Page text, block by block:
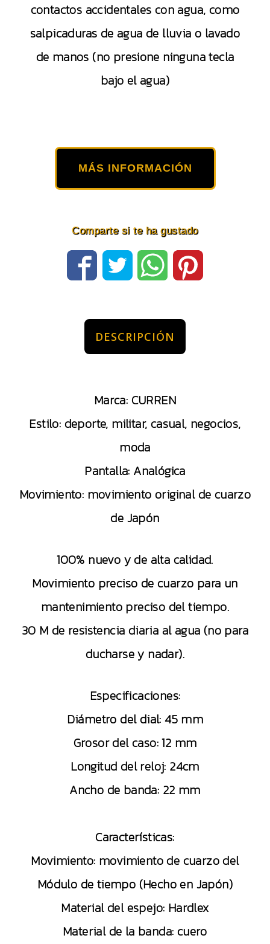
contactos accidentales con agua, como
salpicaduras de agua de lluvia o lavado
de manos (no presione ninguna tecla
bajo el agua)
MÁS INFORMACIÓN
Comparte si te ha gustado
DESCRIPCIÓN
Marca: CURREN
Estilo: deporte, militar, casual, negocios,
moda
Pantalla: Analógica
Movimiento: movimiento original de cuarzo
de Japón
100% nuevo y de alta calidad.
Movimiento preciso de cuarzo para un
mantenimiento preciso del tiempo.
30 M de resistencia diaria al agua (no para
ducharse y nadar).
Especificaciones:
Diámetro del dial: 45 mm
Grosor del caso: 12 mm
Longitud del reloj: 24cm
Ancho de banda: 22 mm
Características:
Movimiento: movimiento de cuarzo del
Módulo de tiempo (Hecho en Japón)
Material del espejo: Hardlex
Material de la banda: cuero